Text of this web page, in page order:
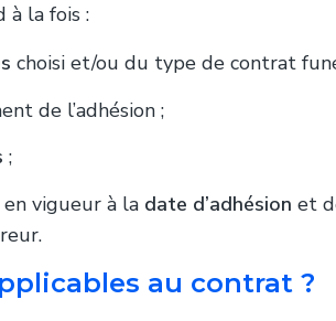
à la fois :
choisi et/ou du type de contrat
de l’adhésion ;
;
vigueur à la date d’adhésion et
au contrat ?